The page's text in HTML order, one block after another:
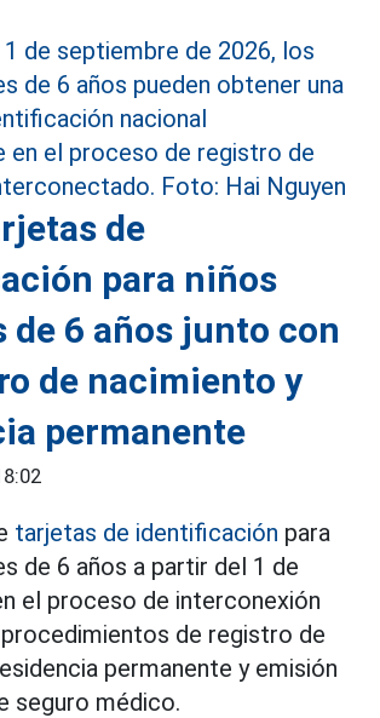
de
para niños
de 6 años junto con
de nacimiento y
permanente
tarjetas de identificación para
de 6 años a partir del 1 de
el proceso de interconexión
de registro de
permanente y emisión
seguro médico.